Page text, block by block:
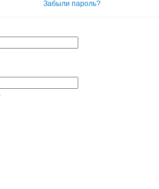
Забыли пароль?